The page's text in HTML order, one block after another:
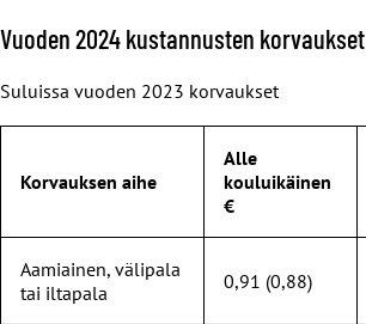
Vuoden 2024 kustannusten korvaukset
Suluissa vuoden 2023 korvaukset
Korvauksen aihe
Alle
kouluikäinen
€
Aamiainen, välipala
tai iltapala
0,91 (0,88)